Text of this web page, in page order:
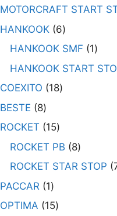
MOTORCRAFT START
HANKOOK 6
HANKOOK SMF
1
HANKOOK START
COEXITO
18
BESTE
8
ROCKET
15
ROCKET PB
8
ROCKET STAR STOP
PACCAR
1
OPTIMA
15